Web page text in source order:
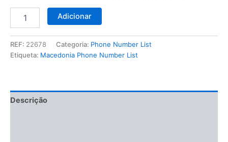
Adicionar
REF: 22678 Categoria: Phone Number List
Etiqueta: Macedonia Phone Number List
Descrição